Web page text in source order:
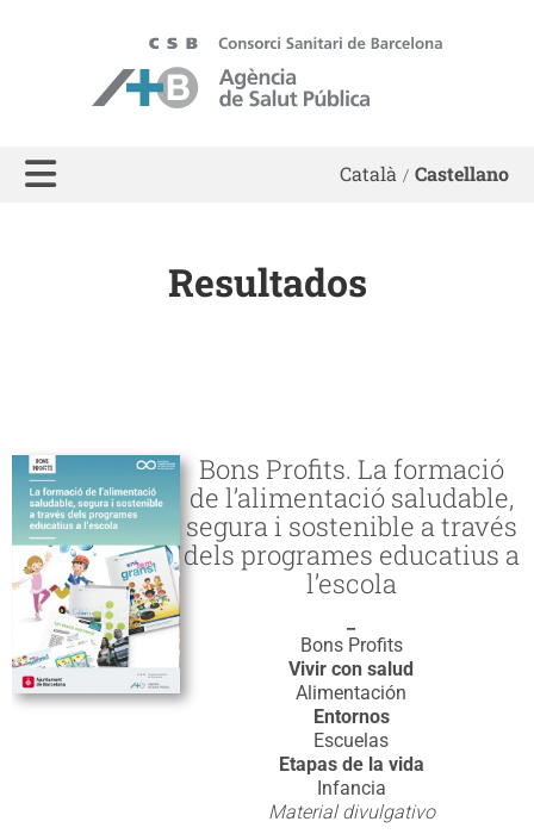
Català Castellano
Resultados
Bons Profits. La formació
de l’alimentació saludable,
segura i sostenible a través
dels programes educatius a
l’escola
Bons Profits
Vivir con salud
Alimentación
Entornos
Escuelas
Etapas de la vida
Infancia
Material divulgativo